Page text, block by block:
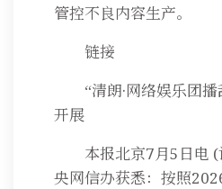
管控不良内容生产。
链接
“清朗·网络娱乐团播
开展
本报北京7月5日电 (
央网信办获悉：按照